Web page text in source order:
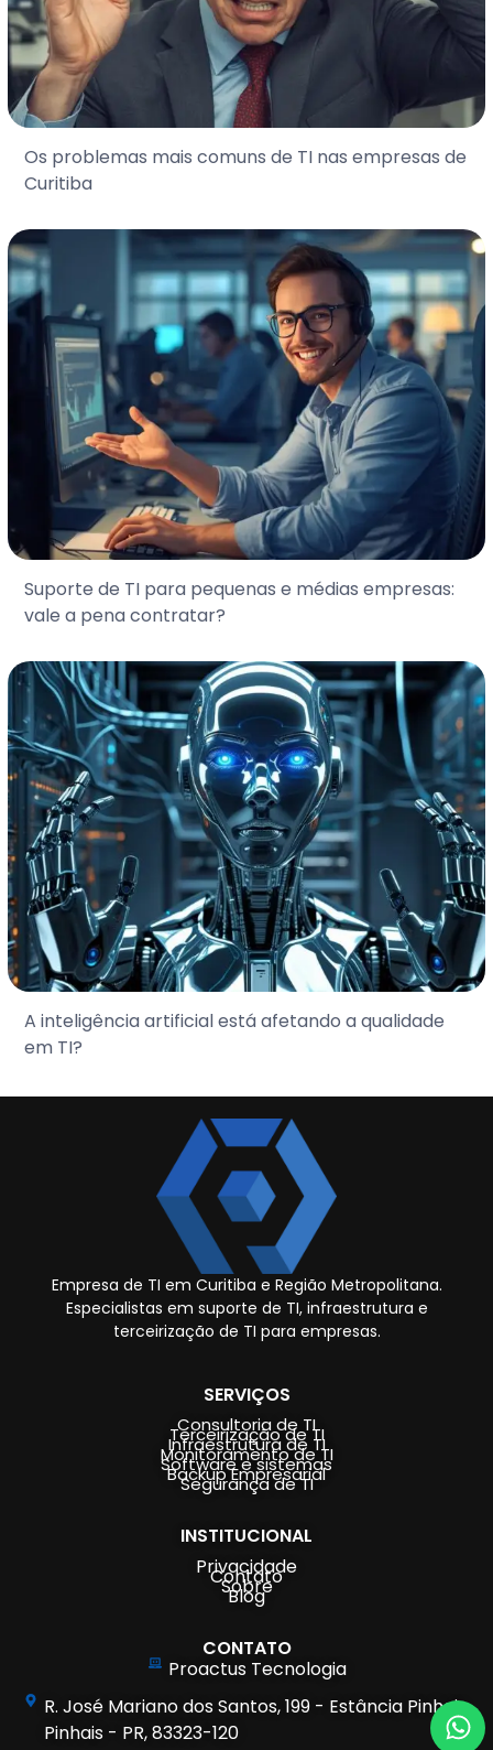
Os problemas mais comuns de TI nas empresas de
Curitiba
Suporte de TI para pequenas e médias empresas:
vale a pena contratar?
A inteligência artificial está afetando a qualidade
em TI?
Empresa de TI em Curitiba e Região Metropolitana.
Especialistas em suporte de TI, infraestrutura e
terceirização de TI para empresas.
SERVIÇOS
Consultoria de TI
Terceirização de TI
Infraestrutura de TI
Monitoramento de TI
Software e sistemas
Backup Empresarial
Segurança de TI
INSTITUCIONAL
Privacidade
Contato
Sobre
Blog
CONTATO
Proactus Tecnologia
R. José Mariano dos Santos, 199 - Estância Pinhais,
Pinhais - PR, 83323-120